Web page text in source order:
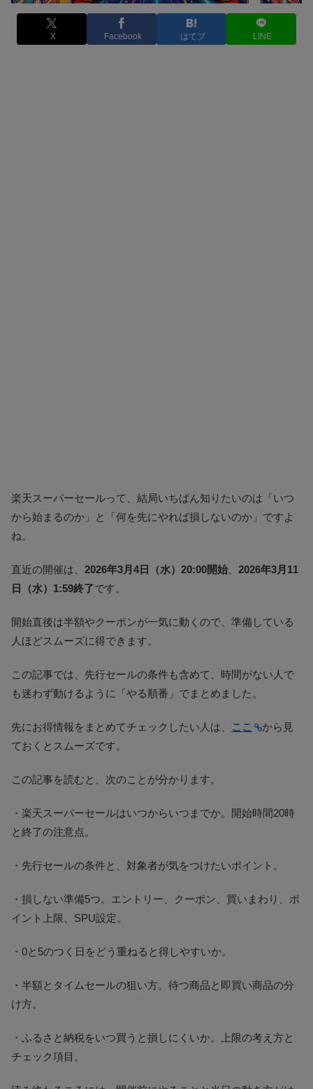
X Facebook はてブ LINE
楽天スーパーセールって、結局いちばん知りたいのは「いつ
から始まるのか」と「何を先にやれば損しないのか」ですよ
ね。
直近の開催は、 2026年3月4日（水）20:00開始
2026年3月11
日（水）1:59終了です。
開始直後は半額やクーポンが一気に動くので、準備している
人ほどスムーズに得できます。
この記事では、先行セールの条件も含めて、時間がない人で
も迷わず動けるように「やる順番」でまとめました。
先にお得情報をまとめてチェックしたい人は、 ここ
から見
ておくとスムーズです。
この記事を読むと、次のことが分かります。
・楽天スーパーセールはいつからいつまでか。開始時間20時
と終了の注意点。
・先行セールの条件と、対象者が気をつけたいポイント。
・損しない準備5つ。エントリー、クーポン、買いまわり、ポ
イント上限、SPU設定。
・0と5のつく日をどう重ねると得しやすいか。
・半額とタイムセールの狙い方。待つ商品と即買い商品の分
け方。
・ふるさと納税をいつ買うと損しにくいか。上限の考え方と
チェック項目。